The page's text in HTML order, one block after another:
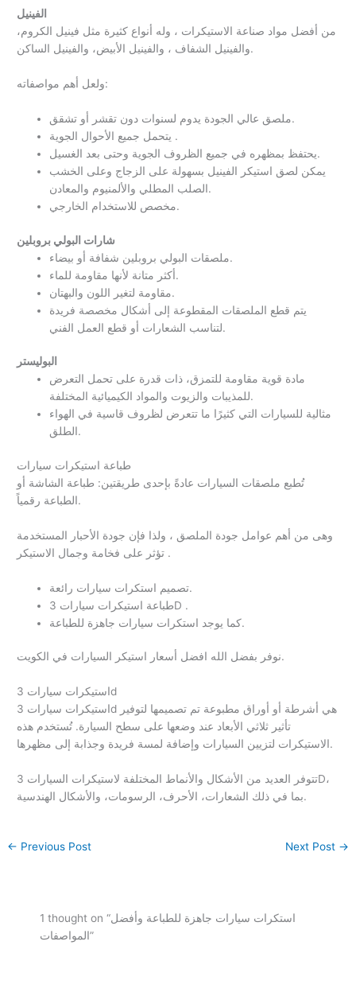
الفينيل
من أفضل مواد صناعة الاستيكرات ، وله أنواع كثيرة مثل فينيل الكروم،
والفينيل الشفاف ، والفينيل الأبيض، والفينيل الساكن.
ولعل أهم مواصفاته:
ملصق عالي الجودة يدوم لسنوات دون تقشر أو تشقق.
يتحمل جميع الأحوال الجوية .
يحتفظ بمظهره في جميع الظروف الجوية وحتى بعد الغسيل.
يمكن لصق استيكر الفينيل بسهولة على الزجاج وعلى الخشب
الصلب المطلي والألمنيوم والمعادن.
مخصص للاستخدام الخارجي.
شارات البولي بروبلين
ملصقات البولي بروبلين شفافة أو بيضاء.
أكثر متانة لأنها مقاومة للماء.
مقاومة لتغير اللون والبهتان.
يتم قطع الملصقات المقطوعة إلى أشكال مخصصة فريدة
لتناسب الشعارات أو قطع العمل الفني.
البوليستر
مادة قوية مقاومة للتمزق، ذات قدرة على تحمل التعرض
للمذيبات والزيوت والمواد الكيميائية المختلفة.
مثالية للسيارات التي كثيرًا ما تتعرض لظروف قاسية في الهواء
الطلق.
طباعة استيكرات سيارات
تُطبع ملصقات السيارات عادةً بإحدى طريقتين: طباعة الشاشة أو
الطباعة رقمياً.
وهى من أهم عوامل جودة الملصق ، ولذا فإن جودة الأحبار المستخدمة
تؤثر على فخامة وجمال الاستيكر .
تصميم استكرات سيارات رائعة.
طباعة استيكرات سيارات 3D .
كما يوجد استكرات سيارات جاهزة للطباعة.
نوفر بفضل الله افضل أسعار استيكر السيارات في الكويت.
استيكرات سيارات 3d
استيكرات سيارات 3d هي أشرطة أو أوراق مطبوعة تم تصميمها لتوفير
تأثير ثلاثي الأبعاد عند وضعها على سطح السيارة. تُستخدم هذه
الاستيكرات لتزيين السيارات وإضافة لمسة فريدة وجذابة إلى مظهرها.
تتوفر العديد من الأشكال والأنماط المختلفة لاستيكرات السيارات 3D،
بما في ذلك الشعارات، الأحرف، الرسومات، والأشكال الهندسية.
← Previous Post Next Post →
1 thought on “استكرات سيارات جاهزة للطباعة وأفضل
المواصفات”